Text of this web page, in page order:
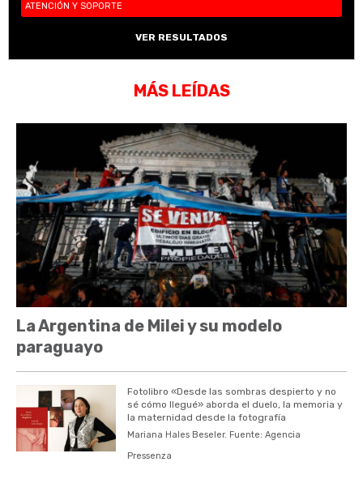
ATENCIÓN Y SOPORTE
VER RESULTADOS
MÁS LEÍDAS
La Argentina de Milei y su modelo
paraguayo
Fotolibro «Desde las sombras despierto y no
sé cómo llegué» aborda el duelo, la memoria y
la maternidad desde la fotografía
Mariana Hales Beseler. Fuente: Agencia
Pressenza